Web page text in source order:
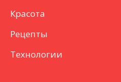
Красота
Рецепты
Технологии